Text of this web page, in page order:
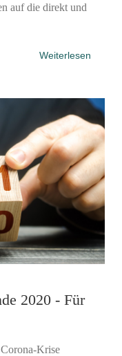
auf die direkt und
Weiterlesen
2020 - Für
Krise